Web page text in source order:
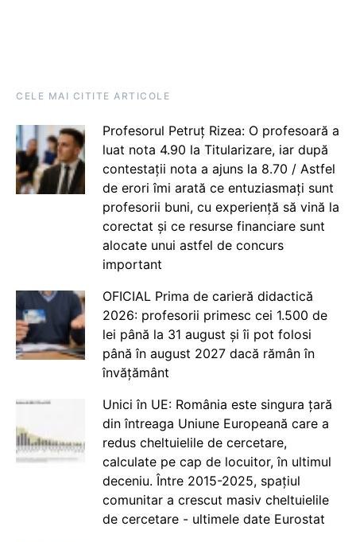
CELE MAI CITITE ARTICOLE
Profesorul Petruț Rizea: O profesoară a
luat nota 4.90 la Titularizare, iar după
contestații nota a ajuns la 8.70 / Astfel
de erori îmi arată ce entuziasmați sunt
profesorii buni, cu experiență să vină la
corectat și ce resurse financiare sunt
alocate unui astfel de concurs
important
OFICIAL Prima de carieră didactică
2026: profesorii primesc cei 1.500 de
lei până la 31 august și îi pot folosi
până în august 2027 dacă rămân în
învățământ
Unici în UE: România este singura țară
din întreaga Uniune Europeană care a
redus cheltuielile de cercetare,
calculate pe cap de locuitor, în ultimul
deceniu. Între 2015-2025, spațiul
comunitar a crescut masiv cheltuielile
de cercetare - ultimele date Eurostat